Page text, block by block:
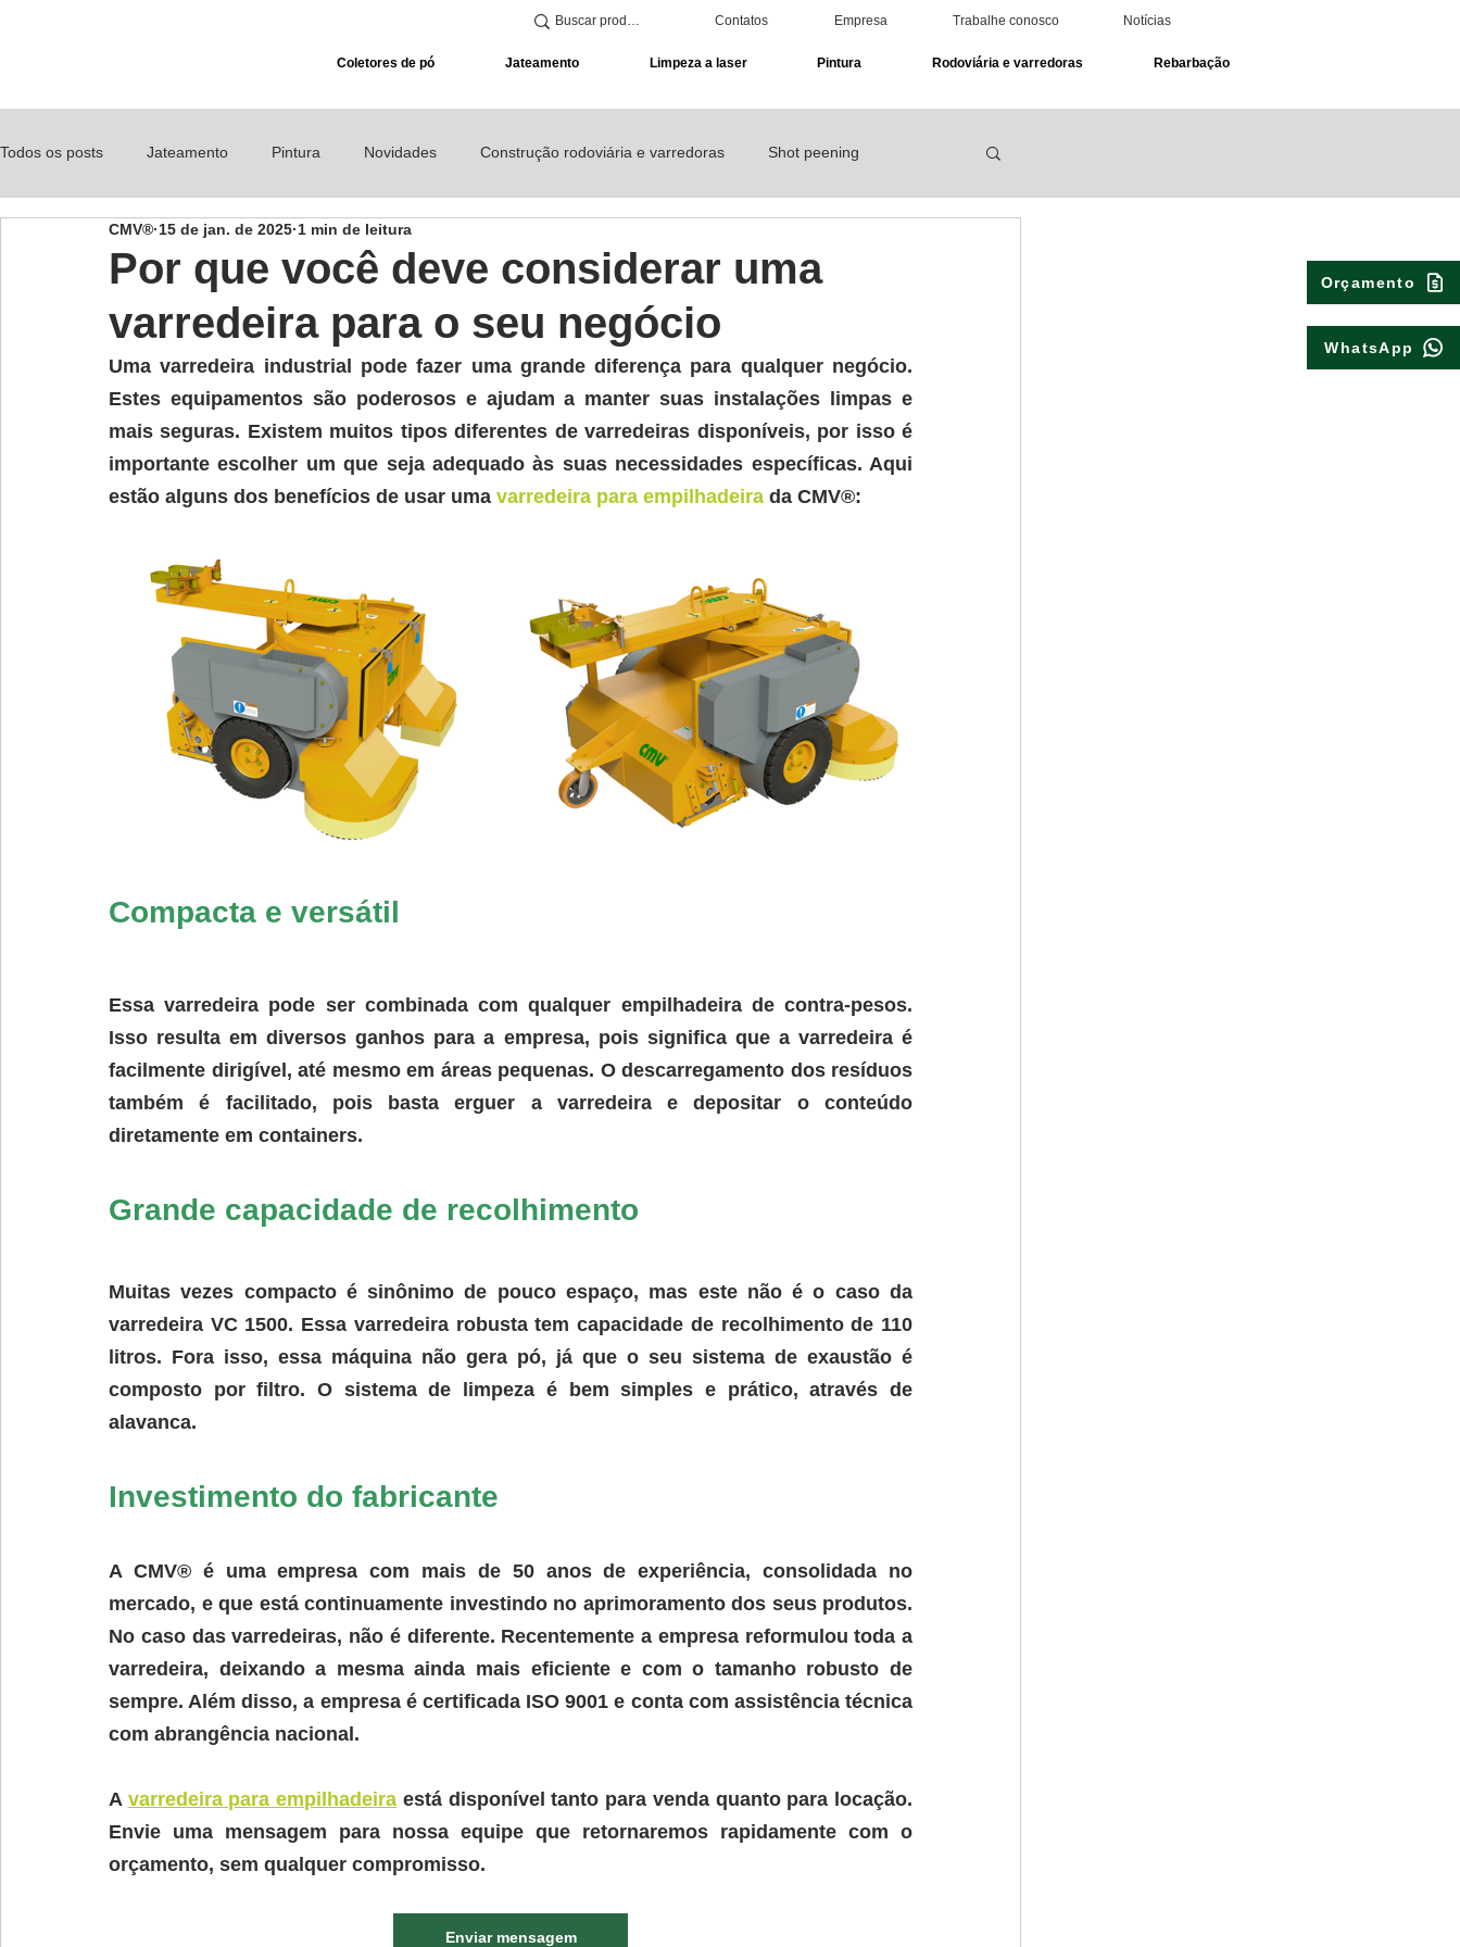
Orçamento
WhatsApp
Contatos Empresa Trabalhe conosco Notícias
Coletores de pó Jateamento Limpeza a laser Pintura Rodoviária e varredoras Rebarbação
Todos os posts Jateamento Pintura Novidades Construção rodoviária e varredoras Shot peening
Comunicados Segurança Exaustor para pó e fumos de solda
Por que você deve considerar uma
varredeira para o seu negócio
CMV® 15 de jan. de 2025 1 min de leitura
Uma varredeira industrial pode fazer uma grande diferença para qualquer negócio.
Estes equipamentos são poderosos e ajudam a manter suas instalações limpas e
mais seguras. Existem muitos tipos diferentes de varredeiras disponíveis, por isso é
importante escolher um que seja adequado às suas necessidades específicas. Aqui
estão alguns dos benefícios de usar uma varredeira para empilhadeira da CMV®:
Compacta e versátil
Essa varredeira pode ser combinada com qualquer empilhadeira de contra-pesos.
Isso resulta em diversos ganhos para a empresa, pois significa que a varredeira é
facilmente dirigível, até mesmo em áreas pequenas. O descarregamento dos resíduos
também é facilitado, pois basta erguer a varredeira e depositar o conteúdo
diretamente em containers.
Grande capacidade de recolhimento
Muitas vezes compacto é sinônimo de pouco espaço, mas este não é o caso da
varredeira VC 1500. Essa varredeira robusta tem capacidade de recolhimento de 110
litros. Fora isso, essa máquina não gera pó, já que o seu sistema de exaustão é
composto por filtro. O sistema de limpeza é bem simples e prático, através de
alavanca.
Investimento do fabricante
A CMV® é uma empresa com mais de 50 anos de experiência, consolidada no
mercado, e que está continuamente investindo no aprimoramento dos seus produtos.
No caso das varredeiras, não é diferente. Recentemente a empresa reformulou toda a
varredeira, deixando a mesma ainda mais eficiente e com o tamanho robusto de
sempre. Além disso, a empresa é certificada ISO 9001 e conta com assistência técnica
com abrangência nacional.
A varredeira para empilhadeira está disponível tanto para venda quanto para locação.
Envie uma mensagem para nossa equipe que retornaremos rapidamente com o
orçamento, sem qualquer compromisso.
Enviar mensagem